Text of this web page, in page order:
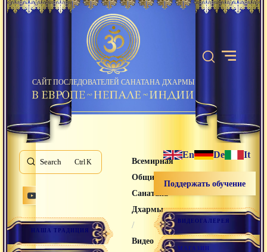
САЙТ ПОСЛЕДОВАТЕЛЕЙ САНАТАНА ДХАРМЫ
Search K
НАША ТРАДИЦИЯ
Всемирная
Община
Санатана
Дхармы
/
Видео
En De It
Поддержать обучение
ВИДЕОГАЛЕРЕЯ
МАГАЗИН